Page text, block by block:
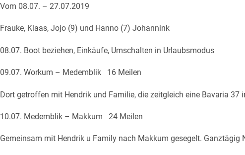
Vom 08.07. – 27.07.2019
Frauke, Klaas, Jojo (9) und Hanno (7) Johannink
08.07. Boot beziehen, Einkäufe, Umschalten in Urlaubsmodus
09.07. Workum – Medemblik 16 Meilen
Dort getroffen mit Hendrik und Familie, die zeitgleich eine Bavaria 37
10.07. Medemblik – Makkum 24 Meilen
Gemeinsam mit Hendrik u Family nach Makkum gesegelt. Ganztägig